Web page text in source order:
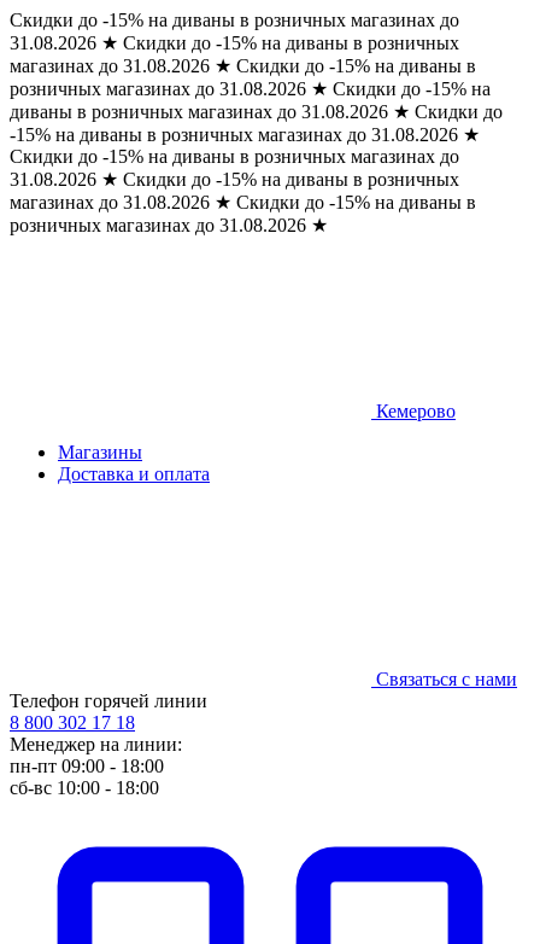
Скидки до -15% на диваны в розничных магазинах до
31.08.2026 ★ Скидки до -15% на диваны в розничных
магазинах до 31.08.2026 ★ Скидки до -15% на диваны в
розничных магазинах до 31.08.2026 ★ Скидки до -15% на
диваны в розничных магазинах до 31.08.2026 ★ Скидки до
-15% на диваны в розничных магазинах до 31.08.2026 ★
Скидки до -15% на диваны в розничных магазинах до
31.08.2026 ★ Скидки до -15% на диваны в розничных
магазинах до 31.08.2026 ★ Скидки до -15% на диваны в
розничных магазинах до 31.08.2026 ★
Кемерово
Магазины
Доставка и оплата
Связаться с нами
Телефон горячей линии
8 800 302 17 18
Менеджер на линии:
пн-пт 09:00 - 18:00
сб-вс 10:00 - 18:00